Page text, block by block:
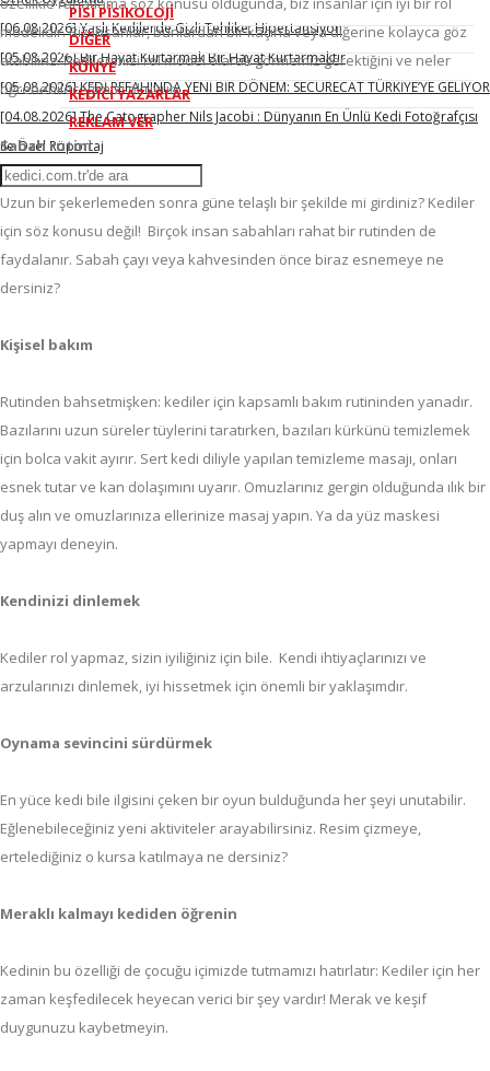
PİSİ PİSİKOLOJİ
DİĞER
KÜNYE
KEDİCİ YAZARLAR
REKLAM VER
[06.08.2026] Yaşlı Kedilerde Gizli Tehlike: Hipertansiyon
[05.08.2026] Bir Hayat Kurtarmak Bir Hayat Kurtarmaktır
[05.08.2026] KEDİ REFAHINDA YENİ BİR DÖNEM: SECURECAT TÜRKİYE’YE GELİYOR
[04.08.2026] The Catographer Nils Jacobi : Dünyanın En Ünlü Kedi Fotoğrafçısı
ile Özel Röportaj
modelidir. Biz insanlar, bunlardan bir kaçına veya diğerine kolayca göz
atabiliriz. Kedilerimizi rol model olarak görmemiz gerektiğini ve neler
öğrenebileceğimizi okuyun.
Sabah rutini
Uzun bir şekerlemeden sonra güne telaşlı bir şekilde mi girdiniz? Kediler
için söz konusu değil! Birçok insan sabahları rahat bir rutinden de
faydalanır. Sabah çayı veya kahvesinden önce biraz esnemeye ne
dersiniz?
Kişisel bakım
Rutinden bahsetmişken: kediler için kapsamlı bakım rutininden yanadır.
Bazılarını uzun süreler tüylerini taratırken, bazıları kürkünü temizlemek
için bolca vakit ayırır. Sert kedi diliyle yapılan temizleme masajı, onları
esnek tutar ve kan dolaşımını uyarır. Omuzlarınız gergin olduğunda ılık bir
duş alın ve omuzlarınıza ellerinize masaj yapın. Ya da yüz maskesi
yapmayı deneyin.
Kendinizi dinlemek
Kediler rol yapmaz, sizin iyiliğiniz için bile. Kendi ihtiyaçlarınızı ve
arzularınızı dinlemek, iyi hissetmek için önemli bir yaklaşımdır.
Oynama sevincini sürdürmek
En yüce kedi bile ilgisini çeken bir oyun bulduğunda her şeyi unutabilir.
Eğlenebileceğiniz yeni aktiviteler arayabilirsiniz. Resim çizmeye,
ertelediğiniz o kursa katılmaya ne dersiniz?
Meraklı kalmayı kediden öğrenin
Kedinin bu özelliği de çocuğu içimizde tutmamızı hatırlatır: Kediler için her
zaman keşfedilecek heyecan verici bir şey vardır! Merak ve keşif
duygunuzu kaybetmeyin.